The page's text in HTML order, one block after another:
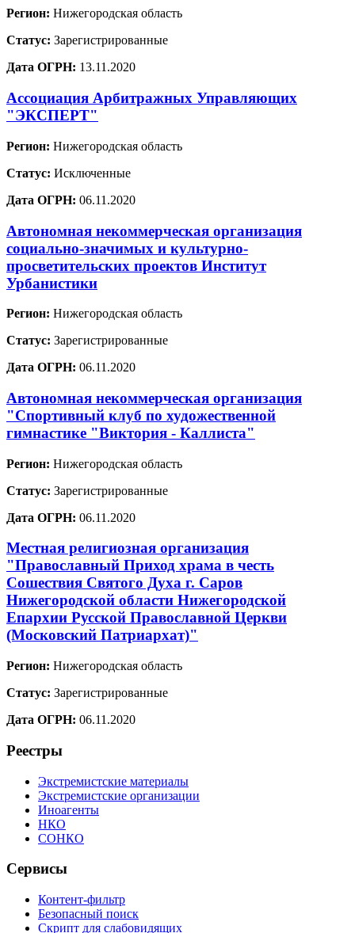
Регион: Нижегородская область
Статус: Зарегистрированные
Дата ОГРН: 13.11.2020
Ассоциация Арбитражных Управляющих
"ЭКСПЕРТ"
Регион: Нижегородская область
Статус: Исключенные
Дата ОГРН: 06.11.2020
Автономная некоммерческая организация
социально-значимых и культурно-
просветительских проектов Институт
Урбанистики
Регион: Нижегородская область
Статус: Зарегистрированные
Дата ОГРН: 06.11.2020
Автономная некоммерческая организация
"Спортивный клуб по художественной
гимнастике "Виктория - Каллиста"
Регион: Нижегородская область
Статус: Зарегистрированные
Дата ОГРН: 06.11.2020
Местная религиозная организация
"Православный Приход храма в честь
Сошествия Святого Духа г. Саров
Нижегородской области Нижегородской
Епархии Русской Православной Церкви
(Московский Патриархат)"
Регион: Нижегородская область
Статус: Зарегистрированные
Дата ОГРН: 06.11.2020
Реестры
Экстремистские материалы
Экстремистские организации
Иноагенты
НКО
СОНКО
Сервисы
Контент-фильтр
Безопасный поиск
Скрипт для слабовидящих